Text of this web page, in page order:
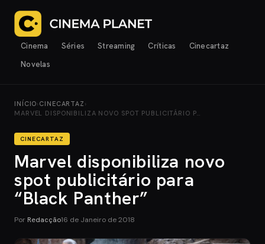
Cinema Séries Streaming Críticas
Cinecartaz
Novelas
INÍCIO› CINECARTAZ ›
MARVEL DISPONIBILIZA NOVO SPOT PUBLICITÁRIO P…
CINECARTAZ
Marvel disponibiliza novo
spot publicitário para
“Black Panther”
Por Redacção16 de Janeiro de 2018